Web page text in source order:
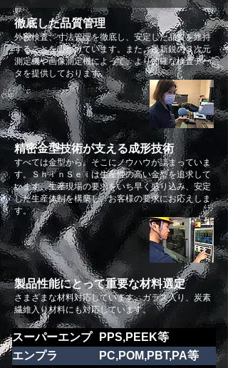
徹底した品質管理
外観検査、寸法管理を徹底し、安定した品質を維持
することを心がけています。また、最新鋭の３次元
測定機や画像測定機によって、より的確な検査デー
タを提供しております。
精密金型技術が支える成形技術
すべては金型から。そこにノウハウが詰まっていま
す。ＳｈｉｎＳｅｉは生産性の高い金型を追求して
います。生産現場の要求をいち早く盛り込み、安定
した生産体制を構築し、お客様の要求にお応えしま
す。
製品性能にとって重要な材料選定
さまざまな材料対応しています。ガラス入り、炭素
繊維入り材料にも対応しています。
スーパーエンプ
ラ
PPS,PEEK等
エンプラ
PC,POM,PBT,PA等